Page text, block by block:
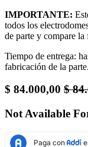
IMPORTANTE:
todos los
de parte y compare
Tiempo de entrega:
fabricación de la parte.
$ 84.000,00 $
Not Available